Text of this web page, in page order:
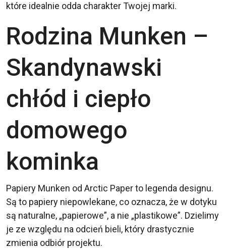
które idealnie odda charakter Twojej marki.
Rodzina Munken –
Skandynawski
chłód i ciepło
domowego
kominka
Papiery Munken od Arctic Paper to legenda designu.
Są to papiery niepowlekane, co oznacza, że w dotyku
są naturalne, „papierowe”, a nie „plastikowe”. Dzielimy
je ze względu na odcień bieli, który drastycznie
zmienia odbiór projektu.